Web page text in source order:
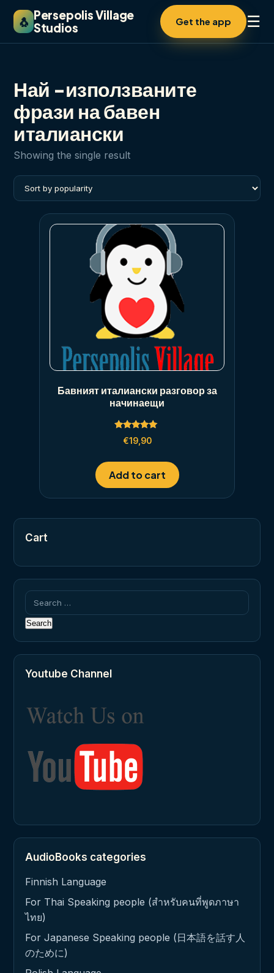
🐧 Persepolis Village
Studios
Get the app ☰
Най -използваните
фрази на бавен
италиански
Showing the single result
Бавният италиански разговор за
начинаещи
Rated
5.00
€19,90
Add to cart
Cart
Search
for:
Youtube Channel
AudioBooks categories
Finnish Language
For Thai Speaking people (สำหรับคนที่พูดภาษา
ไทย)
For Japanese Speaking people (日本語を話す人
のために)